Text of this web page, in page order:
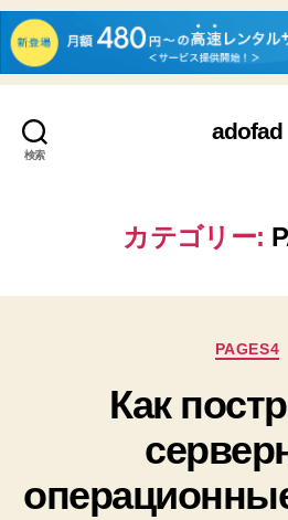
検索
adofad
カテゴリー:
カ
ゴ
リ
ー
PAGES4
Как